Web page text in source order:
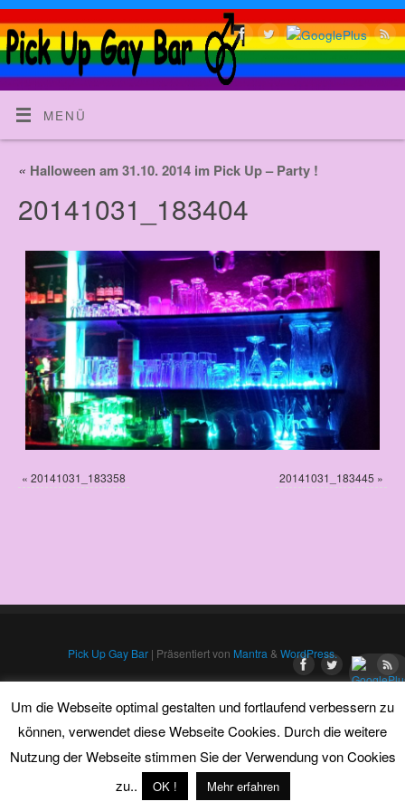
MENÜ
« Halloween am 31.10. 2014 im Pick Up – Party !
20141031_183404
«20141031_183358 20141031_183445»
Pick Up Gay Bar | Präsentiert von Mantra & WordPress.
Um die Webseite optimal gestalten und fortlaufend verbessern zu
können, verwendet diese Webseite Cookies. Durch die weitere
Nutzung der Webseite stimmen Sie der Verwendung von Cookies
zu..
OK ! Mehr erfahren